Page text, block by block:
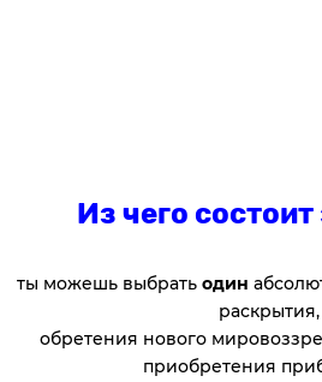
Из чего состоит
ты можешь выбрать один
раскрытия,
обретения нового
приобретения